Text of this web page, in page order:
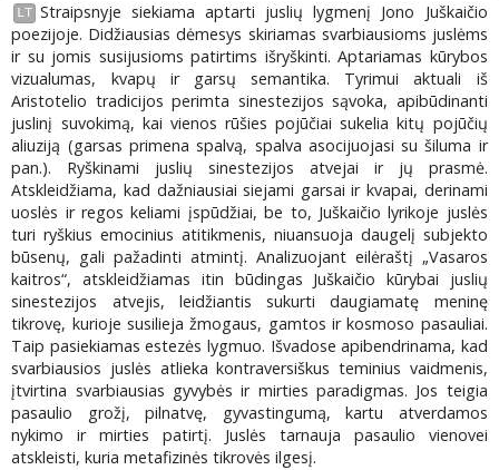
LT Straipsnyje siekiama aptarti juslių lygmenį Jono Juškaičio
poezijoje. Didžiausias dėmesys skiriamas svarbiausioms juslėms
ir su jomis susijusioms patirtims išryškinti. Aptariamas kūrybos
vizualumas, kvapų ir garsų semantika. Tyrimui aktuali iš
Aristotelio tradicijos perimta sinestezijos sąvoka, apibūdinanti
juslinį suvokimą, kai vienos rūšies pojūčiai sukelia kitų pojūčių
aliuziją (garsas primena spalvą, spalva asocijuojasi su šiluma ir
pan.). Ryškinami juslių sinestezijos atvejai ir jų prasmė.
Atskleidžiama, kad dažniausiai siejami garsai ir kvapai, derinami
uoslės ir regos keliami įspūdžiai, be to, Juškaičio lyrikoje juslės
turi ryškius emocinius atitikmenis, niuansuoja daugelį subjekto
būsenų, gali pažadinti atmintį. Analizuojant eilėraštį „Vasaros
kaitros“, atskleidžiamas itin būdingas Juškaičio kūrybai juslių
sinestezijos atvejis, leidžiantis sukurti daugiamatę meninę
tikrovę, kurioje susilieja žmogaus, gamtos ir kosmoso pasauliai.
Taip pasiekiamas estezės lygmuo. Išvadose apibendrinama, kad
svarbiausios juslės atlieka kontraversiškus teminius vaidmenis,
įtvirtina svarbiausias gyvybės ir mirties paradigmas. Jos teigia
pasaulio grožį, pilnatvę, gyvastingumą, kartu atverdamos
nykimo ir mirties patirtį. Juslės tarnauja pasaulio vienovei
atskleisti, kuria metafizinės tikrovės ilgesį.